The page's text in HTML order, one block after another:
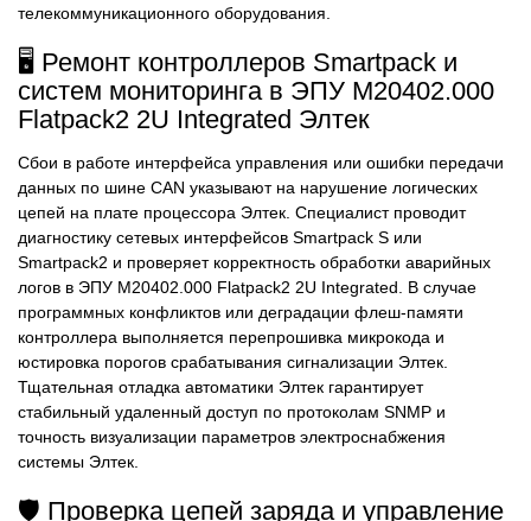
телекоммуникационного оборудования.
🖥️ Ремонт контроллеров Smartpack и
систем мониторинга в ЭПУ M20402.000
Flatpack2 2U Integrated Элтек
Сбои в работе интерфейса управления или ошибки передачи
данных по шине CAN указывают на нарушение логических
цепей на плате процессора Элтек. Специалист проводит
диагностику сетевых интерфейсов Smartpack S или
Smartpack2 и проверяет корректность обработки аварийных
логов в ЭПУ M20402.000 Flatpack2 2U Integrated. В случае
программных конфликтов или деградации флеш-памяти
контроллера выполняется перепрошивка микрокода и
юстировка порогов срабатывания сигнализации Элтек.
Тщательная отладка автоматики Элтек гарантирует
стабильный удаленный доступ по протоколам SNMP и
точность визуализации параметров электроснабжения
системы Элтек.
🛡️ Проверка цепей заряда и управление